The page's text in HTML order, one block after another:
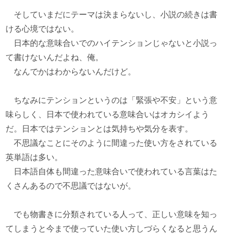
そしていまだにテーマは決まらないし、小説の続きは書
ける心境ではない。
日本的な意味合いでのハイテンションじゃないと小説っ
て書けないんだよね、俺。
なんでかはわからないんだけど。
ちなみにテンションというのは「緊張や不安」という意
味らしく、日本で使われている意味合いはオカシイよう
だ。日本ではテンションとは気持ちや気分を表す。
不思議なことにそのように間違った使い方をされている
英単語は多い。
日本語自体も間違った意味合いで使われている言葉はた
くさんあるので不思議ではないが。
でも物書きに分類されている人って、正しい意味を知っ
てしまうと今まで使っていた使い方しづらくなると思うん